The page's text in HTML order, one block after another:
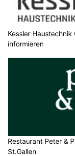
Kessler
informieren
Restaurant Peter &
St.Gallen